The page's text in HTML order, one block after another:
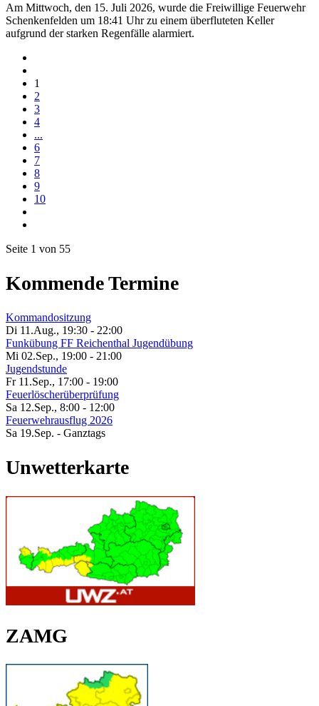
Am Mittwoch, den 15. Juli 2026, wurde die Freiwillige Feuerwehr
Schenkenfelden um 18:41 Uhr zu einem überfluteten Keller
aufgrund der starken Regenfälle alarmiert.
1
2
3
4
...
6
7
8
9
10
Seite 1 von 55
Kommende Termine
Kommandositzung
Di 11.Aug., 19:30 - 22:00
Funkübung FF Reichenthal Jugendübung
Mi 02.Sep., 19:00 - 21:00
Jugendstunde
Fr 11.Sep., 17:00 - 19:00
Feuerlöscherüberprüfung
Sa 12.Sep., 8:00 - 12:00
Feuerwehrausflug 2026
Sa 19.Sep. - Ganztags
Unwetterkarte
ZAMG